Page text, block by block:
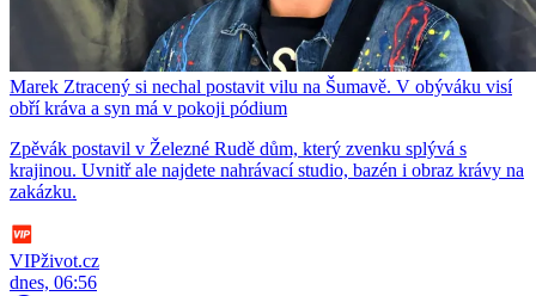
Marek Ztracený si nechal postavit vilu na Šumavě. V obýváku visí
obří kráva a syn má v pokoji pódium
Zpěvák postavil v Železné Rudě dům, který zvenku splývá s
krajinou. Uvnitř ale najdete nahrávací studio, bazén i obraz krávy na
zakázku.
VIPživot.cz
dnes, 06:56